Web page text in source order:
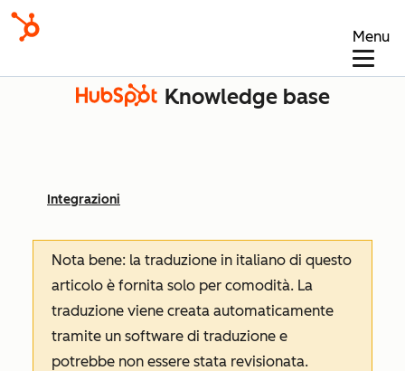
Menu
Knowledge base
Integrazioni
Nota bene: la traduzione in italiano di questo
articolo è fornita solo per comodità. La
traduzione viene creata automaticamente
tramite un software di traduzione e
potrebbe non essere stata revisionata.